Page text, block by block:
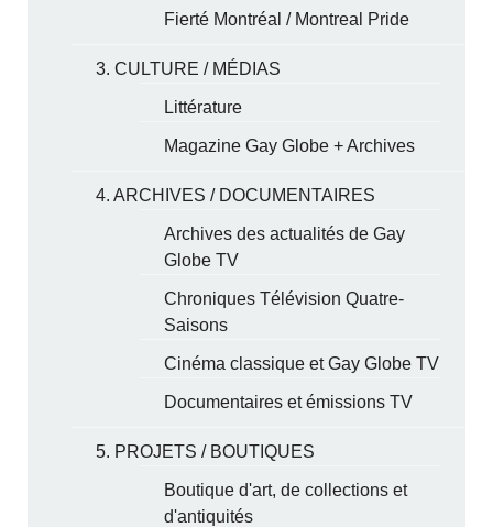
Fierté Montréal / Montreal Pride
3. CULTURE / MÉDIAS
Littérature
Magazine Gay Globe + Archives
4. ARCHIVES / DOCUMENTAIRES
Archives des actualités de Gay
Globe TV
Chroniques Télévision Quatre-
Saisons
Cinéma classique et Gay Globe TV
Documentaires et émissions TV
5. PROJETS / BOUTIQUES
Boutique d'art, de collections et
d'antiquités